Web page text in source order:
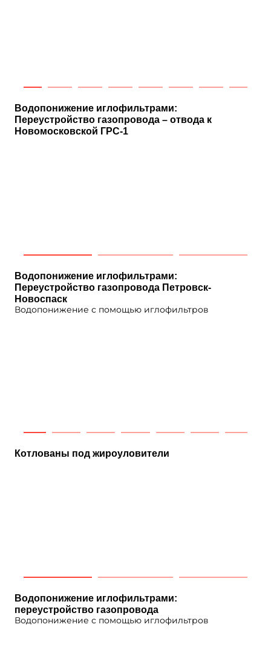
Водопонижение иглофильтрами:
Переустройство газопровода – отвода к
Новомосковской ГРС-1
Водопонижение иглофильтрами:
Переустройство газопровода Петровск-
Новоспаск
Водопонижение с помощью иглофильтров
Котлованы под жироуловители
Водопонижение иглофильтрами:
переустройство газопровода
Водопонижение с помощью иглофильтров